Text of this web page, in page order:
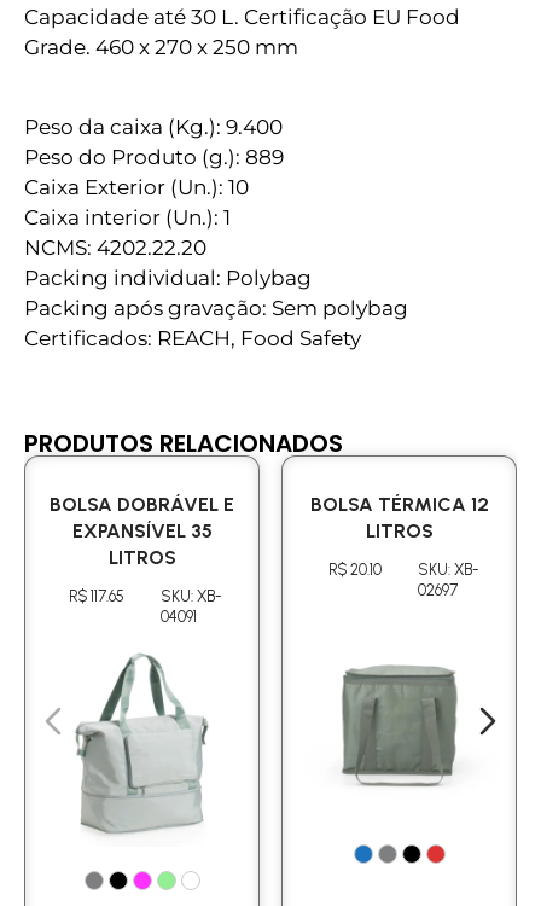
Capacidade até 30 L. Certificação EU Food
Grade. 460 x 270 x 250 mm
Peso da caixa (Kg.): 9.400
Peso do Produto (g.): 889
Caixa Exterior (Un.): 10
Caixa interior (Un.): 1
NCMS: 4202.22.20
Packing individual: Polybag
Packing após gravação: Sem polybag
Certificados: REACH, Food Safety
PRODUTOS RELACIONADOS
BOLSA DOBRÁVEL E
EXPANSÍVEL 35
LITROS
R$ 117.65
SKU: XB-
04091
BOLSA TÉRMICA 12
LITROS
R$ 20.10
SKU: XB-
02697